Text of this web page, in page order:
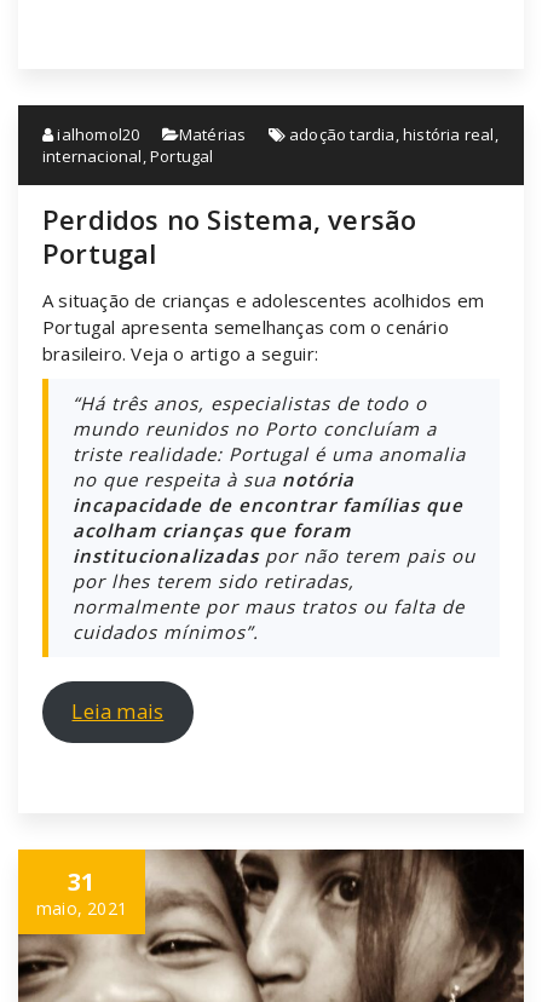
ialhomol20 Matérias adoção tardia,história real,
internacional,Portugal
Perdidos no Sistema, versão
Portugal
A situação de crianças e adolescentes acolhidos em
Portugal apresenta semelhanças com o cenário
brasileiro. Veja o artigo a seguir:
“Há três anos, especialistas de todo o
mundo reunidos no Porto concluíam a
triste realidade: Portugal é uma anomalia
no que respeita à sua notória
incapacidade de encontrar famílias que
acolham crianças que foram
institucionalizadaspor não terem pais ou
por lhes terem sido retiradas,
normalmente por maus tratos ou falta de
cuidados mínimos”.
Leia mais
31
maio, 2021